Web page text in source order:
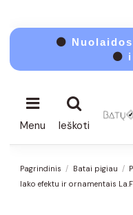
⚫
⚫
Menu Ieškoti
Pagrindinis Batai pigiau
lako efektu ir ornamentais